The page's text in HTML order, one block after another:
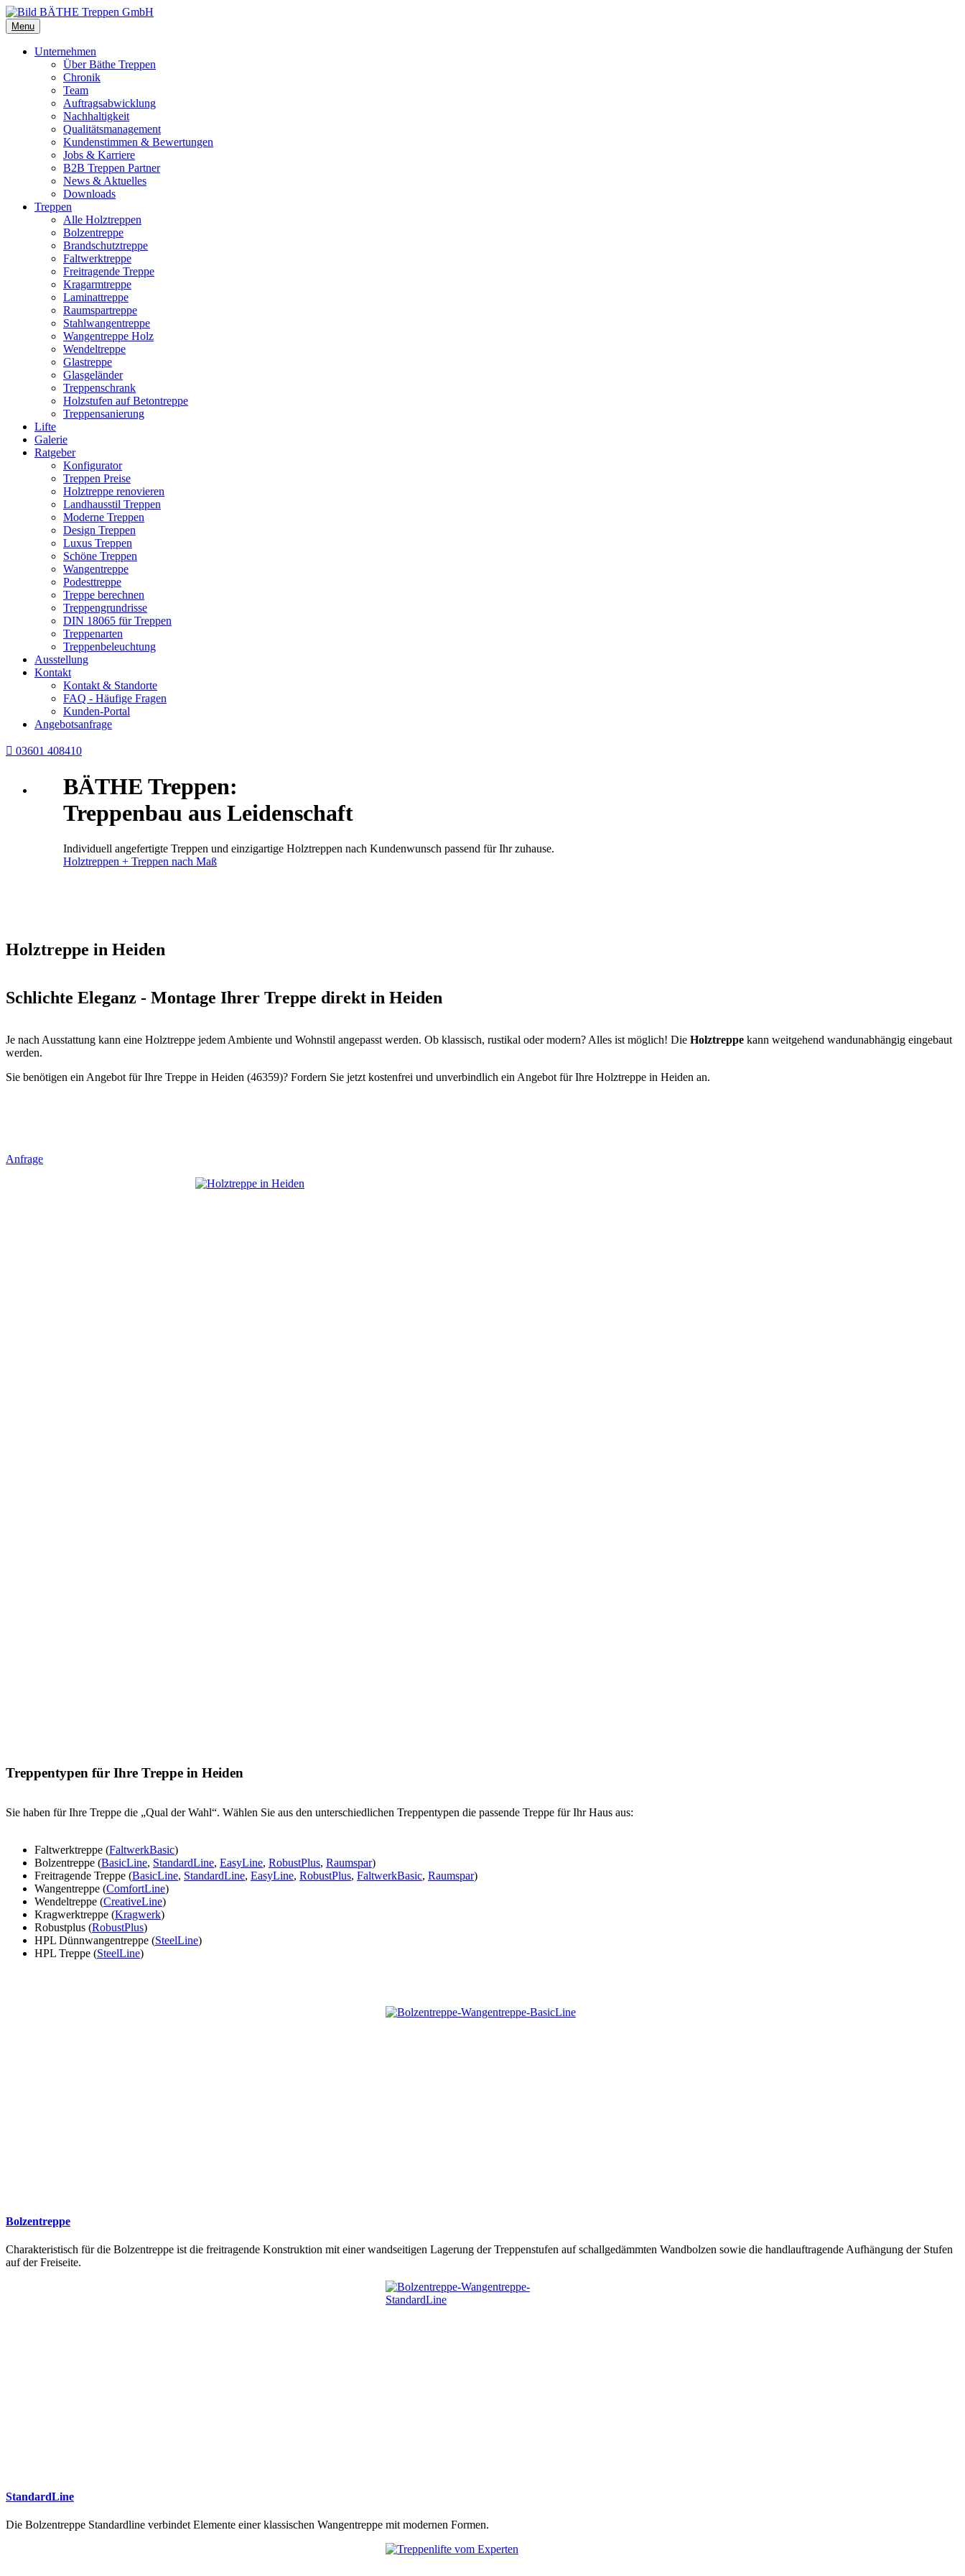
Menu
Unternehmen
Über Bäthe Treppen
Chronik
Team
Auftragsabwicklung
Nachhaltigkeit
Qualitätsmanagement
Kundenstimmen & Bewertungen
Jobs & Karriere
B2B Treppen Partner
News & Aktuelles
Downloads
Treppen
Alle Holztreppen
Bolzentreppe
Brandschutztreppe
Faltwerktreppe
Freitragende Treppe
Kragarmtreppe
Laminattreppe
Raumspartreppe
Stahlwangentreppe
Wangentreppe Holz
Wendeltreppe
Glastreppe
Glasgeländer
Treppenschrank
Holzstufen auf Betontreppe
Treppensanierung
Lifte
Galerie
Ratgeber
Konfigurator
Treppen Preise
Holztreppe renovieren
Landhausstil Treppen
Moderne Treppen
Design Treppen
Luxus Treppen
Schöne Treppen
Wangentreppe
Podesttreppe
Treppe berechnen
Treppengrundrisse
DIN 18065 für Treppen
Treppenarten
Treppenbeleuchtung
Ausstellung
Kontakt
Kontakt & Standorte
FAQ - Häufige Fragen
Kunden-Portal
Angebotsanfrage
 03601 408410
BÄTHE Treppen:
Treppenbau aus Leidenschaft
Individuell angefertigte Treppen und einzigartige Holztreppen nach Kundenwunsch passend für Ihr zuhause.
Holztreppen + Treppen nach Maß
Holztreppe in Heiden
Schlichte Eleganz - Montage Ihrer Treppe direkt in Heiden
Je nach Ausstattung kann eine Holztreppe jedem Ambiente und Wohnstil angepasst werden. Ob klassisch, rustikal oder modern? Alles ist möglich! Die Holztreppe kann weitgehend wandunabhängig eingebaut
werden.
Sie benötigen ein Angebot für Ihre Treppe in Heiden (46359)? Fordern Sie jetzt kostenfrei und unverbindlich ein Angebot für Ihre Holztreppe in Heiden an.
Anfrage
Treppentypen für Ihre Treppe in Heiden
Sie haben für Ihre Treppe die „Qual der Wahl“. Wählen Sie aus den unterschiedlichen Treppentypen die passende Treppe für Ihr Haus aus:
Faltwerktreppe (FaltwerkBasic)
Bolzentreppe (BasicLine, StandardLine, EasyLine, RobustPlus, Raumspar)
Freitragende Treppe (BasicLine, StandardLine, EasyLine, RobustPlus, FaltwerkBasic, Raumspar)
Wangentreppe (ComfortLine)
Wendeltreppe (CreativeLine)
Kragwerktreppe (Kragwerk)
Robustplus (RobustPlus)
HPL Dünnwangentreppe (SteelLine)
HPL Treppe (SteelLine)
Bolzentreppe
Charakteristisch für die Bolzentreppe ist die freitragende Konstruktion mit einer wandseitigen Lagerung der Treppenstufen auf schallgedämmten Wandbolzen sowie die handlauftragende Aufhängung der Stufen
auf der Freiseite.
StandardLine
Die Bolzentreppe Standardline verbindet Elemente einer klassischen Wangentreppe mit modernen Formen.